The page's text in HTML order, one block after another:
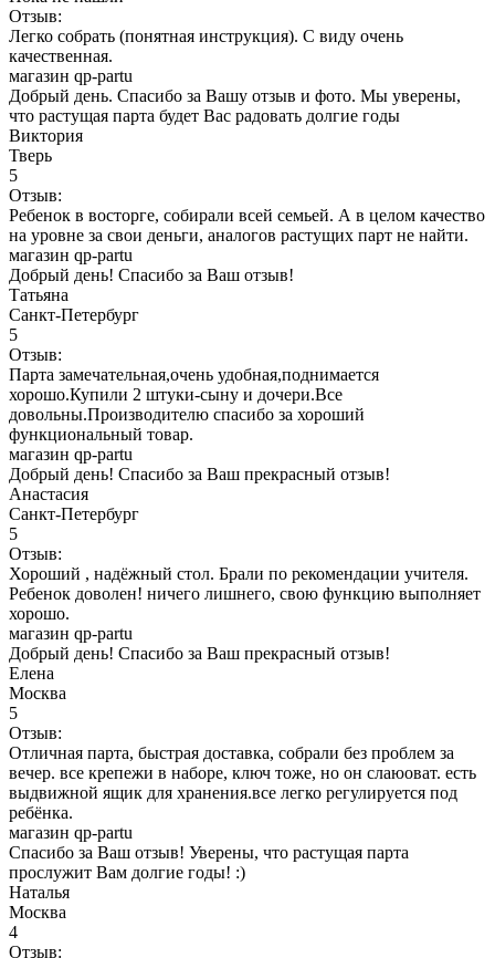
Отзыв:
Легко собрать (понятная инструкция). С виду очень
качественная.
магазин qp-partu
Добрый день. Спасибо за Вашу отзыв и фото. Мы уверены,
что растущая парта будет Вас радовать долгие годы
Виктория
Тверь
5
Отзыв:
Ребенок в восторге, собирали всей семьей. А в целом качество
на уровне за свои деньги, аналогов растущих парт не найти.
магазин qp-partu
Добрый день! Спасибо за Ваш отзыв!
Татьяна
Санкт-Петербург
5
Отзыв:
Парта замечательная,очень удобная,поднимается
хорошо.Купили 2 штуки-сыну и дочери.Все
довольны.Производителю спасибо за хороший
функциональный товар.
магазин qp-partu
Добрый день! Спасибо за Ваш прекрасный отзыв!
Анастасия
Санкт-Петербург
5
Отзыв:
Хороший , надёжный стол. Брали по рекомендации учителя.
Ребенок доволен! ничего лишнего, свою функцию выполняет
хорошо.
магазин qp-partu
Добрый день! Спасибо за Ваш прекрасный отзыв!
Елена
Москва
5
Отзыв:
Отличная парта, быстрая доставка, собрали без проблем за
вечер. все крепежи в наборе, ключ тоже, но он слаюоват. есть
выдвижной ящик для хранения.все легко регулируется под
ребёнка.
магазин qp-partu
Спасибо за Ваш отзыв! Уверены, что растущая парта
прослужит Вам долгие годы! :)
Наталья
Москва
4
Отзыв: